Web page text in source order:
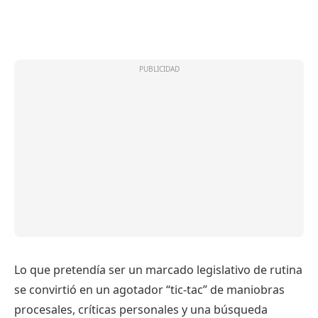
Lo que pretendía ser un marcado legislativo de rutina
se convirtió en un agotador “tic-tac” de maniobras
procesales, críticas personales y una búsqueda